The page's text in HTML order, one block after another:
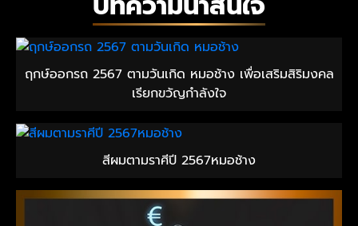
ฤกษ์ออกรถ 2567 ตามวันเกิด หมอช้าง เพื่อเสริมสิริมงคล
เรียกขวัญกำลังใจ
สีผมตามราศีปี 2567หมอช้าง